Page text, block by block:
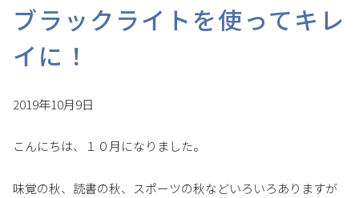
ブラックライトを使ってキレ
イに！
2019年10月9日
こんにちは、１０月になりました。
味覚の秋、読書の秋、スポーツの秋などいろいろありますが